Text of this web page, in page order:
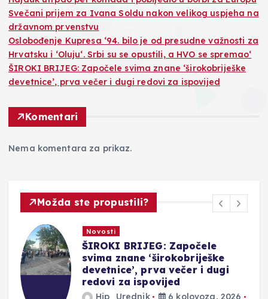
Svečani prijem za Ivana Soldu nakon velikog uspjeha na
državnom prvenstvu
Oslobođenje Kupresa ‘94. bilo je od presudne važnosti za
Hrvatsku i ‘Oluju‘. Srbi su se opustili, a HVO se spremao‘
ŠIROKI BRIJEG: Započele svima znane ‘širokobriješke
devetnice’, prva večer i dugi redovi za ispovijed
Komentari
Nema komentara za prikaz.
Možda ste propustili?
Novosti
ŠIROKI BRIJEG: Započele
svima znane ‘širokobriješke
devetnice’, prva večer i dugi
redovi za ispovijed
Hip_Urednik 6 kolovoza, 2026